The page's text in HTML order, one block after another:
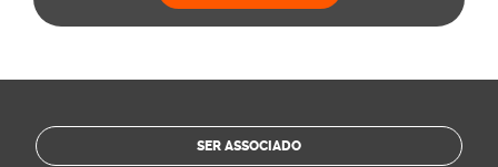
SER ASSOCIADO